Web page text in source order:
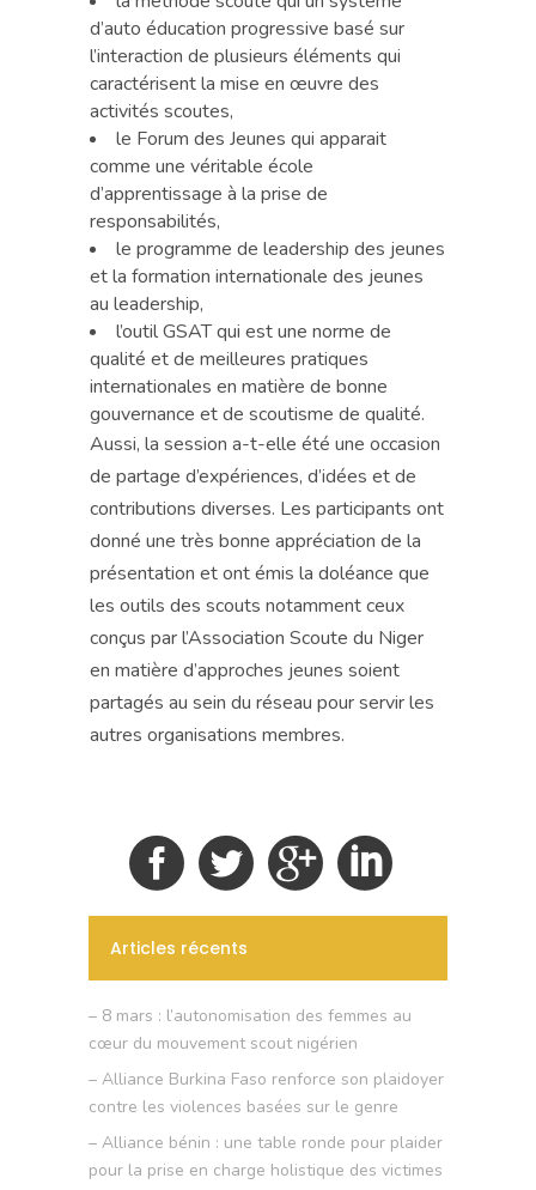
d’auto éducation progressive basé sur
l’interaction de plusieurs éléments qui
caractérisent la mise en œuvre des
activités scoutes,
le Forum des Jeunes qui apparait
comme une véritable école
d’apprentissage à la prise de
responsabilités,
le programme de leadership des jeunes
et la formation internationale des jeunes
au leadership,
l’outil GSAT qui est une norme de
qualité et de meilleures pratiques
internationales en matière de bonne
gouvernance et de scoutisme de qualité.
Aussi, la session a-t-elle été une occasion
de partage d’expériences, d’idées et de
contributions diverses. Les participants ont
donné une très bonne appréciation de la
présentation et ont émis la doléance que
les outils des scouts notamment ceux
conçus par l’Association Scoute du Niger
en matière d’approches jeunes soient
partagés au sein du réseau pour servir les
autres organisations membres.
Articles récents
– 8 mars : l’autonomisation des femmes au
cœur du mouvement scout nigérien
– Alliance Burkina Faso renforce son plaidoyer
contre les violences basées sur le genre
– Alliance bénin : une table ronde pour plaider
pour la prise en charge holistique des victimes